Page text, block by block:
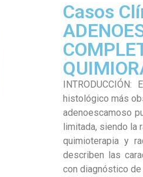
Casos
histológico más
adenoescamoso
limitada, siendo la
quimioterapia y
describen las
con diagnóstico